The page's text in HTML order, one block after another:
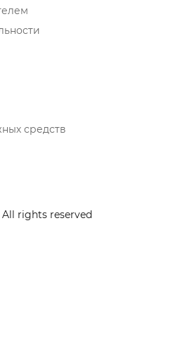
средств
All rights reserved